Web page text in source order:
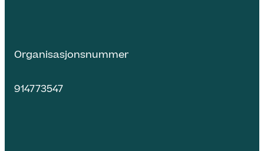
Organisasjonsnummer
914773547